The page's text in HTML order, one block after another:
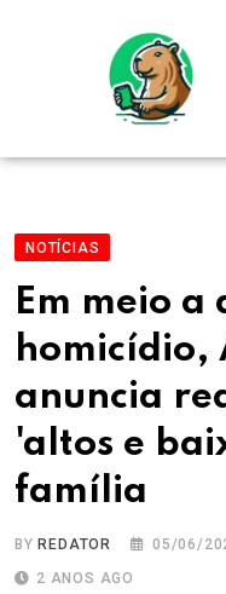
NOTÍCIAS
Em meio a
homicídio,
anuncia
'altos e
família
BY REDATOR 05/06/
2 ANOS AGO